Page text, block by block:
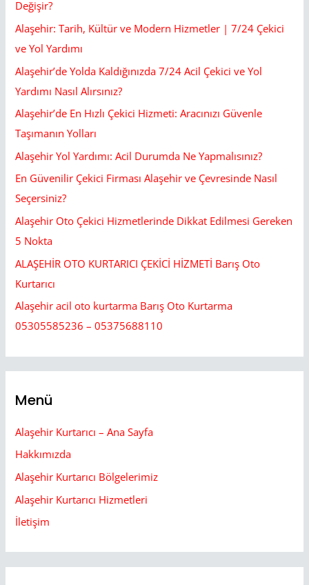
:
Değişir?
Alaşehir: Tarih, Kültür ve Modern Hizmetler | 7/24 Çekici
ve Yol Yardımı
Alaşehir’de Yolda Kaldığınızda 7/24 Acil Çekici ve Yol
Yardımı Nasıl Alırsınız?
Alaşehir’de En Hızlı Çekici Hizmeti: Aracınızı Güvenle
Taşımanın Yolları
Alaşehir Yol Yardımı: Acil Durumda Ne Yapmalısınız?
En Güvenilir Çekici Firması Alaşehir ve Çevresinde Nasıl
Seçersiniz?
Alaşehir Oto Çekici Hizmetlerinde Dikkat Edilmesi Gereken
5 Nokta
ALAŞEHİR OTO KURTARICI ÇEKİCİ HİZMETİ Barış Oto
Kurtarıcı
Alaşehir acil oto kurtarma Barış Oto Kurtarma
05305585236 – 05375688110
Menü
Alaşehir Kurtarıcı – Ana Sayfa
Hakkımızda
Alaşehir Kurtarıcı Bölgelerimiz
Alaşehir Kurtarıcı Hizmetleri
İletişim